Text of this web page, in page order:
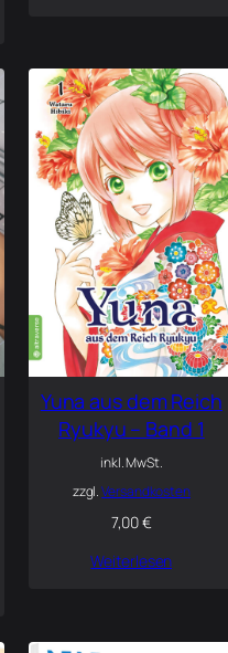
Yuna aus dem Reich
Ryukyu – Band 1
inkl. MwSt.
zzgl.Versandkosten
7,00€
Weiterlesen